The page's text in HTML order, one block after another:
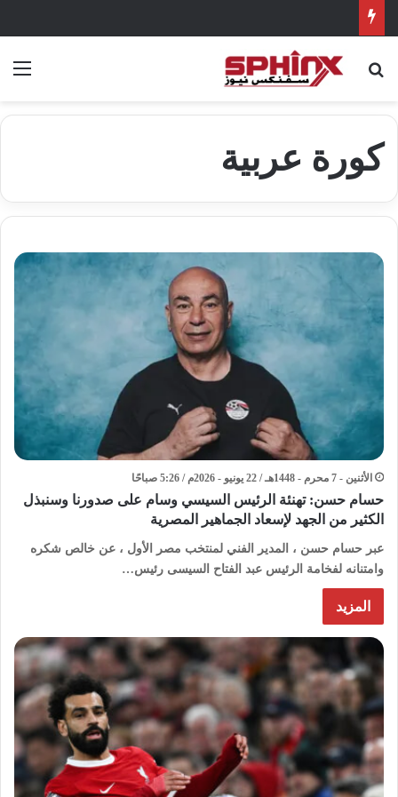
بحث عن
كورة عربية
الأثنين - 7 محرم - 1448هـ / 22 يونيو - 2026م / 5:26 صباحًا
حسام حسن: تهنئة الرئيس السيسي وسام على صدورنا وسنبذل
الكثير من الجهد لإسعاد الجماهير المصرية
عبر حسام حسن ، المدير الفني لمنتخب مصر الأول ، عن خالص شكره
وامتنانه لفخامة الرئيس عبد الفتاح السيسى رئيس…
المزيد